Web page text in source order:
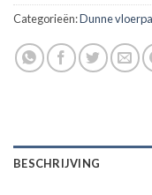
Categorieën:Dunne
BESCHRIJVING